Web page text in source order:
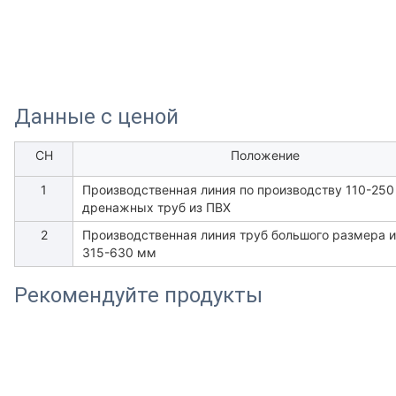
Данные с ценой
СН Положение
1
Производственная линия по производству 110-
дренажных труб из ПВХ
2
Производственная линия труб большого размера
315-630 мм
Рекомендуйте продукты